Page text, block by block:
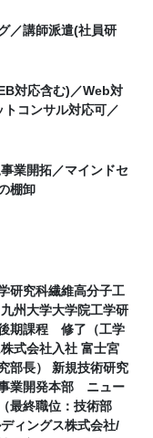
／講師派遣(社員研
対応含む)／Web対
コンサル対応可／
業開拓／マインドセ
棚卸
研究科繊維高分子工
州大学大学院工学研
期課程 修了（工学
式会社入社 富士宮
部長） 新規技術研究
業開発本部 ニュー
最終職位：技術部
ィングス株式会社/